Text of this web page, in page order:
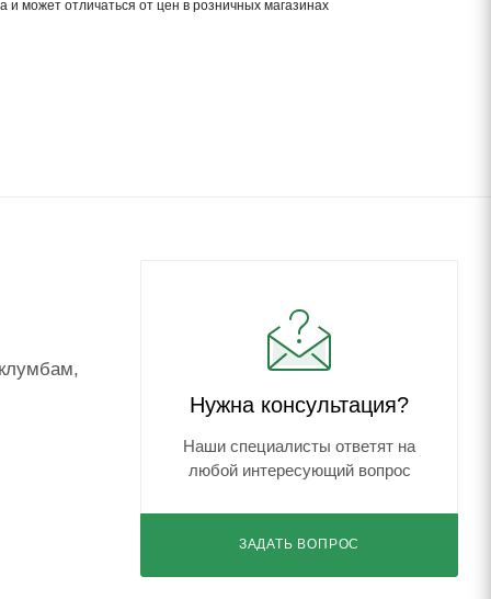
и может отличаться от цен в розничных магазинах
Нужна консультация?
Наши специалисты ответят на
любой интересующий вопрос
ЗАДАТЬ ВОПРОС